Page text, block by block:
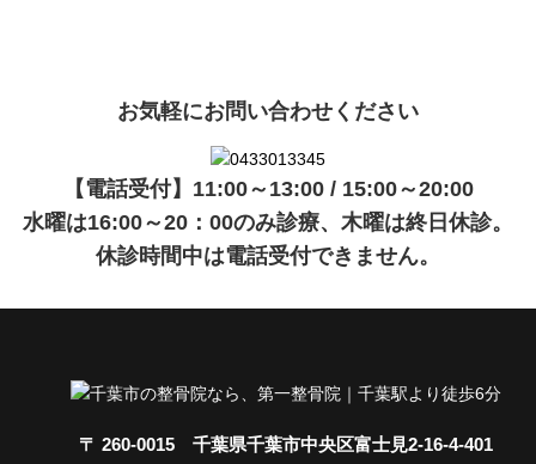
お気軽にお問い合わせください
【電話受付】11:00～13:00 / 15:00～20:00
水曜は16:00～20：00のみ診療、木曜は終日休診。
休診時間中は電話受付できません。
〒 260-0015 千葉県千葉市中央区富士見2-16-4-401